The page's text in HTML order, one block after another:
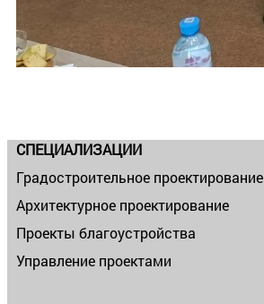
СПЕЦИАЛИЗАЦИИ
Градостроительное проектирование
Архитектурное проектирование
Проекты благоустройства
Управление проектами